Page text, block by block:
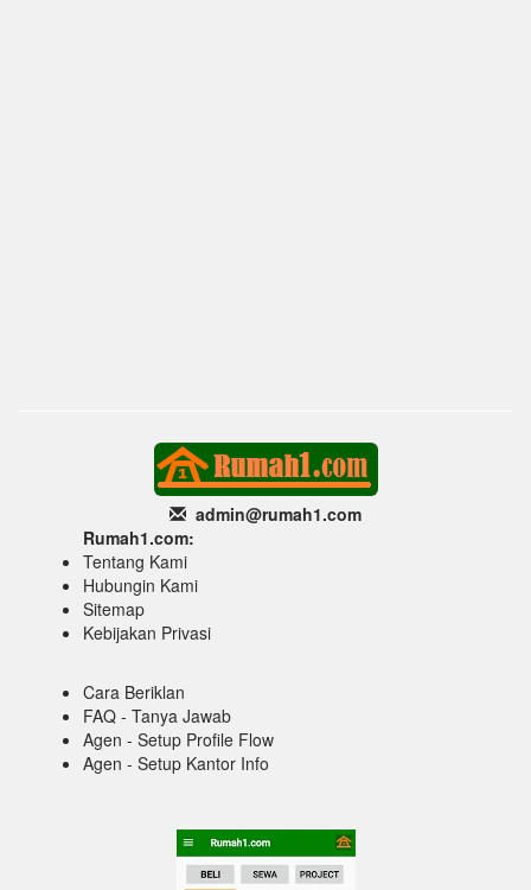
admin@rumah1.com
Rumah1.com:
Tentang Kami
Hubungin Kami
Sitemap
Kebijakan Privasi
Cara Beriklan
FAQ - Tanya Jawab
Agen - Setup Profile Flow
Agen - Setup Kantor Info